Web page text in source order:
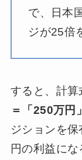
で、日本
ジが25倍
すると、計算
＝「250万円」
ジションを
円の利益にな